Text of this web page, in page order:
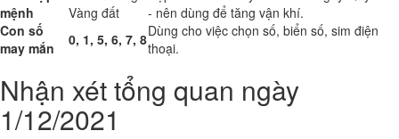
mệnh
Vàng đất
- nên dùng để tăng vận khí.
Con số
may mắn
0, 1, 5, 6, 7, 8Dùng cho việc chọn số, biển số, sim điện
thoại.
Nhận xét tổng quan ngày
1/12/2021